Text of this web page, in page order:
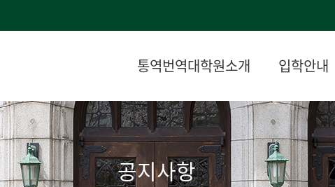
통역번역대학원소개 입학안내
공지사항